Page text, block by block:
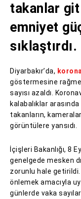
takanlar git
emniyet
sıklaştırdı.
Diyarbakır’da,
göstermesine
sayısı azaldı.
kalabalıklar
takanların,
görüntülere yansıdı.
İçişleri Bakanlığı, 8
genelgede mesken
zorunlu hale getirildi.
önlemek amacıyla
günlerde vaka